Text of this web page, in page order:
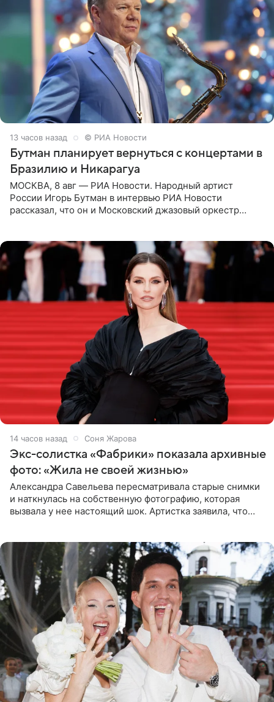
13 часов назад © РИА Новости
Бутман планирует вернуться с концертами в
Бразилию и Никарагуа
МОСКВА, 8 авг — РИА Новости. Народный артист
России Игорь Бутман в интервью РИА Новости
рассказал, что он и Московский джазовый оркестр
14 часов назад Соня Жарова
Экс-солистка «Фабрики» показала архивные
фото: «Жила не своей жизнью»
Александра Савельева пересматривала старые снимки
и наткнулась на собственную фотографию, которая
вызвала у нее настоящий шок. Артистка заявила, что